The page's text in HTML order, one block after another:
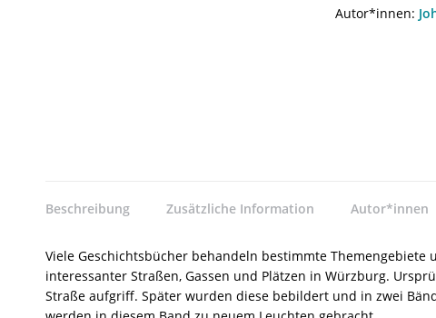
Autor*innen:
Beschreibung Zusätzliche Information Autor*innen
Viele Geschichtsbücher behandeln bestimmte
interessanter Straßen, Gassen und Plätzen in Würzburg.
Straße aufgriff. Später wurden diese bebildert und in zwei